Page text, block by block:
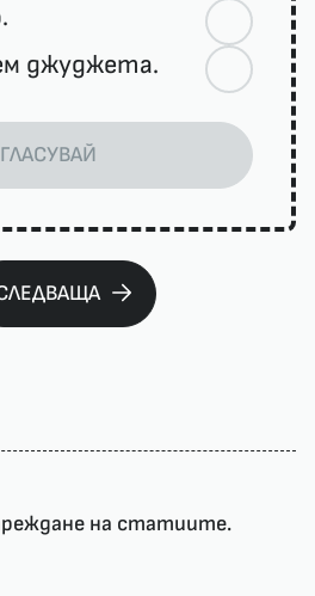
джуджета.
ГЛАСУВАЙ
на статиите.